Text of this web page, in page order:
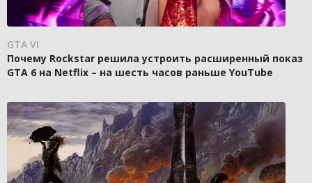
GTA VI
Почему Rockstar решила устроить расширенный показ
GTA 6 на Netflix – на шесть часов раньше YouTube